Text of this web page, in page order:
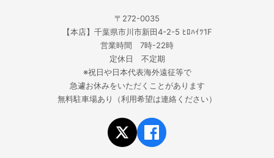
〒272-0035
【本店】千葉県市川市新田4-2-5 ﾋﾛﾊｲﾂ1F
営業時間 7時-22時
定休日 不定期
※祝日や日本代表海外遠征等で
急遽お休みをいただくことがあります
無料駐車場あり（利用希望は連絡ください）